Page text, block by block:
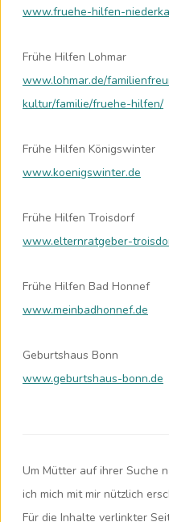
www.fruehe-hilfen-
Frühe Hilfen Lohmar
www.lohmar.de/
kultur/familie/fruehe-hilfen/
Frühe Hilfen Königswinter
www.koenigswinter.de
Frühe Hilfen Troisdorf
www.elternratgeber-
Frühe Hilfen Bad Honnef
www.meinbadhonnef.de
Geburtshaus Bonn
www.geburtshaus-bonn.de
Um Mütter auf ihrer Suche
ich mich mit mir nützlich
Für die Inhalte verlinkter